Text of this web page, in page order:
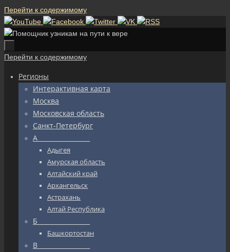
Перейти к содержимому
Перейти к содержимому
Регионы
Интерактивная карта
Москва
Московская область
Санкт-Петербург
А_________________
Адыгея
Амурская область
Алтайский край
Архангельск
Астрахань
Алтай Республика
Б_________________
Башкортостан
В_________________